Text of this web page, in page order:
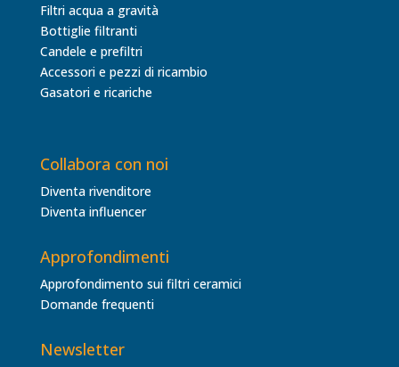
Filtri acqua a gravità
Bottiglie filtranti
Candele e prefiltri
Accessori e pezzi di ricambio
Gasatori e ricariche
Collabora con noi
Diventa rivenditore
Diventa influencer
Approfondimenti
Approfondimento sui filtri ceramici
Domande frequenti
Newsletter